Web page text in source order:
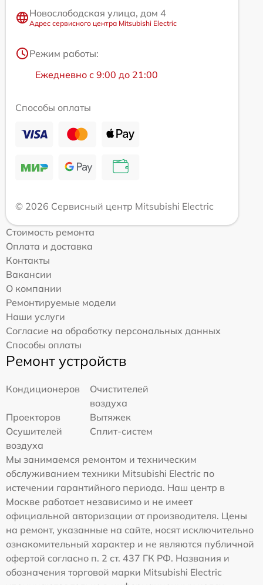
Новослободская улица, дом 4
Адрес сервисного центра Mitsubishi Electric
Режим работы:
Ежедневно с 9:00 до 21:00
Способы оплаты
© 2026 Сервисный центр Mitsubishi Electric
Стоимость ремонта
Оплата и доставка
Контакты
Вакансии
О компании
Ремонтируемые модели
Наши услуги
Согласие на обработку персональных данных
Способы оплаты
Ремонт устройств
Кондиционеров
Очистителей
воздуха
Проекторов
Вытяжек
Осушителей
воздуха
Сплит-систем
Мы занимаемся ремонтом и техническим
обслуживанием техники Mitsubishi Electric по
истечении гарантийного периода. Наш центр в
Москве работает независимо и не имеет
официальной авторизации от производителя. Цены
на ремонт, указанные на сайте, носят исключительно
ознакомительный характер и не являются публичной
офертой согласно п. 2 ст. 437 ГК РФ. Названия и
обозначения торговой марки Mitsubishi Electric